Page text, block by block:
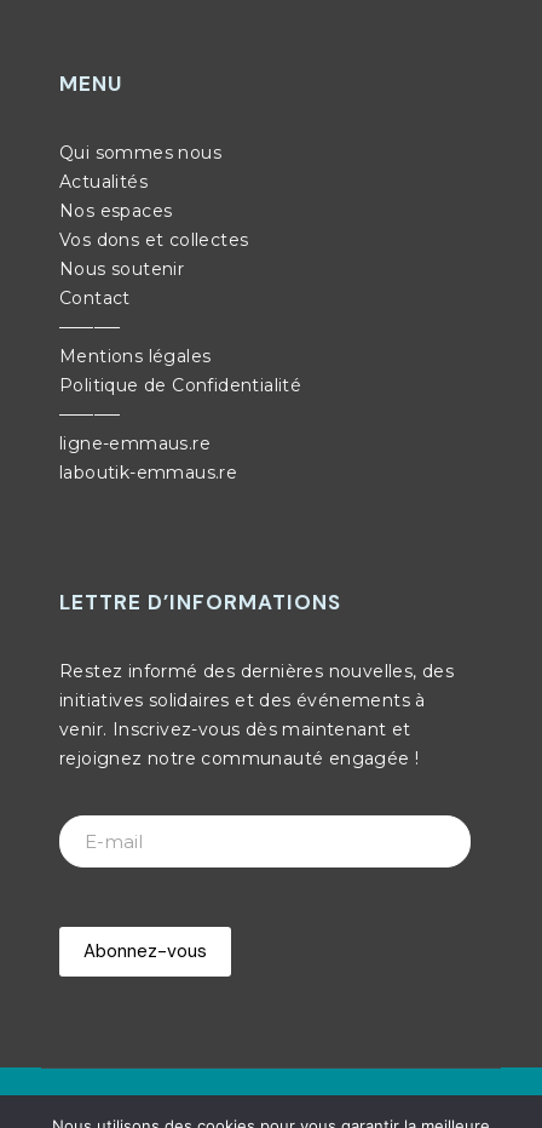
MENU
Qui sommes nous
Actualités
Nos espaces
Vos dons et collectes
Nous soutenir
Contact
———–
Mentions légales
Politique de Confidentialité
———–
ligne-emmaus.re
laboutik-emmaus.re
LETTRE D’INFORMATIONS
Restez informé des dernières nouvelles, des
initiatives solidaires et des événements à
venir. Inscrivez-vous dès maintenant et
rejoignez notre communauté engagée !